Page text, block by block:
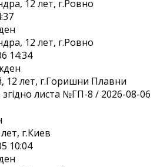
12 лет, г.Ровно
12 лет, г.Ровно
14:34
12 лет, г.Горишни Плавни
листа №ГП-8 / 2026-08-06
г.Киев
10:04